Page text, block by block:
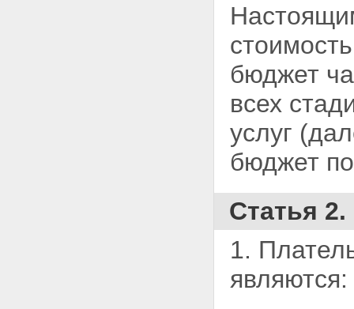
бюджет
всех
услуг
бюджет
Статья
1.
являются: